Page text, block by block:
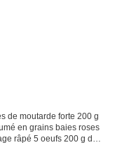
de moutarde forte 200 g
en grains baies roses
râpé 5 oeufs 200 g de